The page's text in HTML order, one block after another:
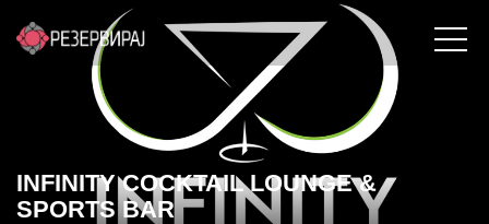
INFINITY COCKTAIL LOUNGE &
SPORTS BAR